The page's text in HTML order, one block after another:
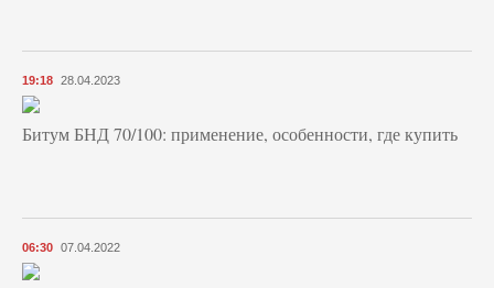
19:18 28.04.2023
Битум БНД 70/100: применение, особенности, где купить
06:30 07.04.2022